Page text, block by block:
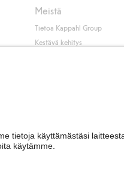
Meistä
Tietoa Kappahl Group
Kestävä kehitys